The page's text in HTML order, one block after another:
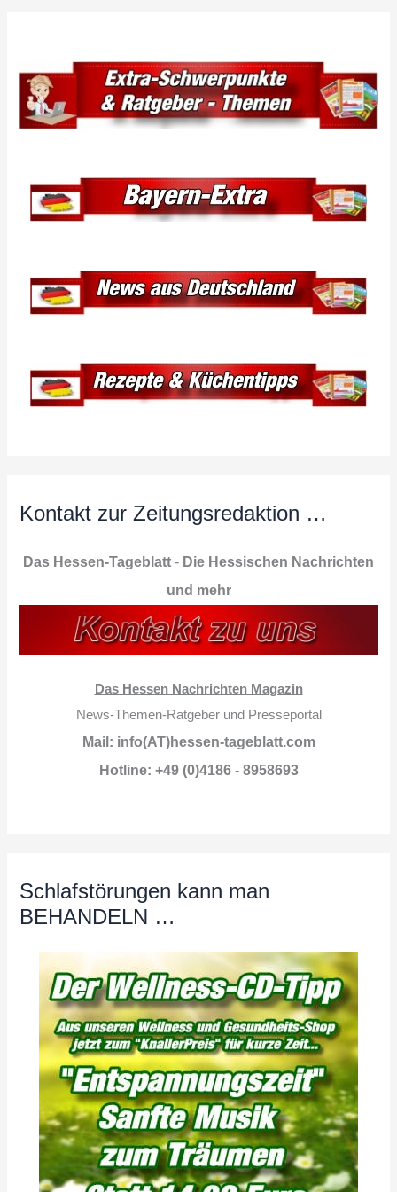
Kontakt zur Zeitungsredaktion …
Das Hessen-Tageblatt - Die Hessischen Nachrichten
und mehr
Das Hessen Nachrichten Magazin
News-Themen-Ratgeber und Presseportal
Mail: info(AT)hessen-tageblatt.com
Hotline: +49 (0)4186 - 8958693
Schlafstörungen kann man
BEHANDELN …